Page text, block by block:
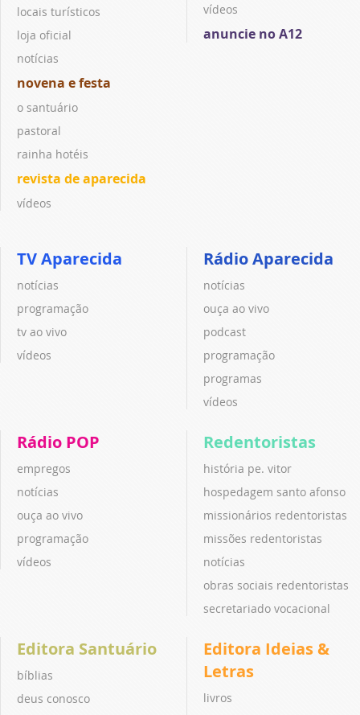
locais turísticos
loja oficial
notícias
novena e festa
o santuário
pastoral
rainha hotéis
revista de aparecida
vídeos
vídeos
anuncie no A12
TV Aparecida
notícias
programação
tv ao vivo
vídeos
Rádio Aparecida
notícias
ouça ao vivo
podcast
programação
programas
vídeos
Rádio POP
empregos
notícias
ouça ao vivo
programação
vídeos
Redentoristas
história pe. vitor
hospedagem santo afonso
missionários redentoristas
missões redentoristas
notícias
obras sociais redentoristas
secretariado vocacional
Editora Santuário
bíblias
deus conosco
Editora Ideias &
Letras
livros